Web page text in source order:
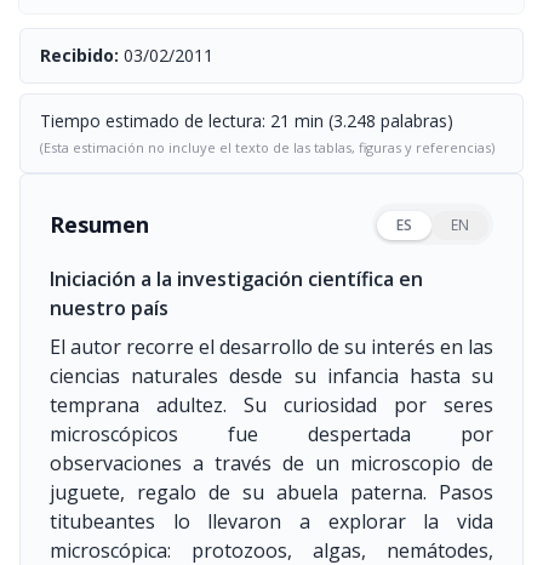
Recibido: 03/02/2011
Tiempo estimado de lectura: 21 min (3.248 palabras)
(Esta estimación no incluye el texto de las tablas, figuras y referencias)
Resumen ES EN
Iniciación a la investigación científica en
nuestro país
El autor recorre el desarrollo de su interés en las
ciencias naturales desde su infancia hasta su
temprana adultez. Su curiosidad por seres
microscópicos fue despertada por
observaciones a través de un microscopio de
juguete, regalo de su abuela paterna. Pasos
titubeantes lo llevaron a explorar la vida
microscópica: protozoos, algas, nemátodes,